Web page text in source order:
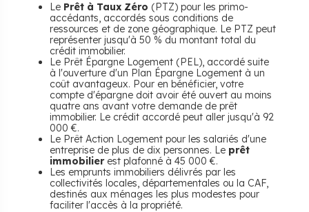
Le Prêt à Taux Zéro (PTZ) pour les primo-
accédants, accordés sous conditions de
ressources et de zone géographique. Le PTZ peut
représenter jusqu'à 50 % du montant total du
crédit immobilier.
Le Prêt Épargne Logement (PEL), accordé suite
à l'ouverture d'un Plan Épargne Logement à un
coût avantageux. Pour en bénéficier, votre
compte d'épargne doit avoir été ouvert au moins
quatre ans avant votre demande de prêt
immobilier. Le crédit accordé peut aller jusqu'à 92
000 €.
Le Prêt Action Logement pour les salariés d'une
entreprise de plus de dix personnes. Le prêt
immobilierest plafonné à 45 000 €.
Les emprunts immobiliers délivrés par les
collectivités locales, départementales ou la CAF,
destinés aux ménages les plus modestes pour
faciliter l'accès à la propriété.